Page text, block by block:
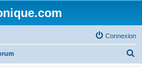
Connexion